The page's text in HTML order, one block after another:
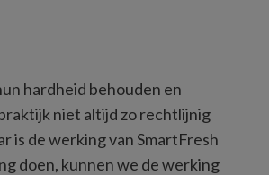
hardheid behouden en
niet altijd zo rechtlijnig
is de werking van SmartFresh
doen, kunnen we de werking